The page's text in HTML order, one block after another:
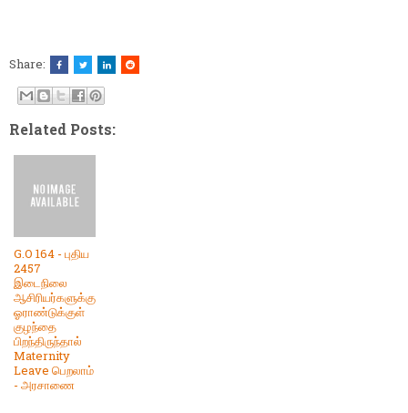
Share:
Related Posts:
G.O 164 - புதிய
2457
இடைநிலை
ஆசிரியர்களுக்கு
ஓராண்டுக்குள்
குழந்தை
பிறந்திருந்தால்
Maternity
Leave பெறலாம்
- அரசாணை